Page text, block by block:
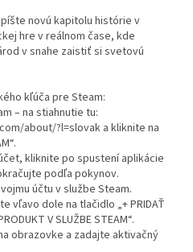
novú kapitolu histórie v
hre v reálnom čase, kde
v snahe zaistiť si svetovú
kľúča pre Steam:
– na stiahnutie tu:
about/?l=slovak a kliknite na
kliknite po spustení aplikácie
podľa pokynov.
účtu v službe Steam.
vľavo dole na tlačidlo „+ PRIDAŤ
V SLUŽBE STEAM“.
obrazovke a zadajte aktivačný